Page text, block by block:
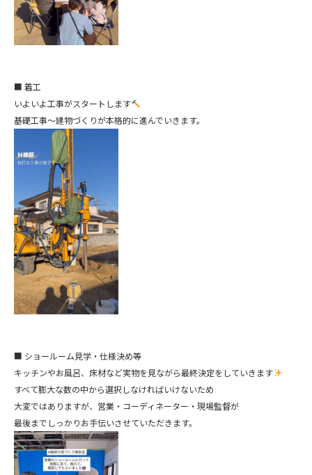
■ 着工
いよいよ工事がスタートします
基礎工事〜建物づくりが本格的に進んでいきます。
■ ショールーム見学・仕様決め等
キッチンやお風呂、床材など実物を見ながら最終決定をしていきます
すべて膨大な数の中から選択しなければいけないため
大変ではありますが、営業・コーディネーター・現場監督が
最後までしっかりお手伝いさせていただきます。